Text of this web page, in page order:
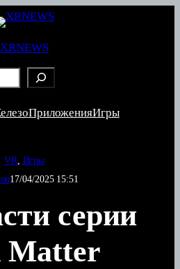
XRNEWS
ПриложенияИгры
VR Игры
17/04/2025 15:51
серии
Matter